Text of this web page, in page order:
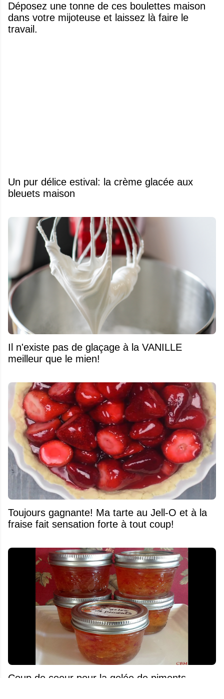
Déposez une tonne de ces boulettes maison
dans votre mijoteuse et laissez là faire le
travail.
Un pur délice estival: la crème glacée aux
bleuets maison
Il n'existe pas de glaçage à la VANILLE
meilleur que le mien!
Toujours gagnante! Ma tarte au Jell-O et à la
fraise fait sensation forte à tout coup!
Coup de coeur pour la gelée de piments